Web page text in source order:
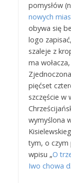
pomysłów
nowych
obywa się
logo
szaleje z
ma
pięćset
szczęście w
wymyślona
tym, o czym
wpisu „O
Iwo chowa